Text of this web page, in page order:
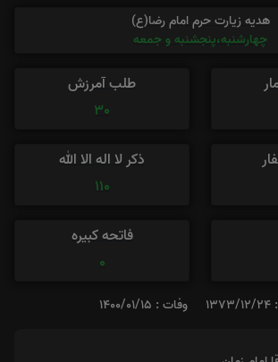
هدیه زیارت حرم امام رضا(ع)
چهارشنبه،پنجشنبه و جمعه
طلب آمرزش
30
ذکر لا اله الا الله
110
فاتحه کبیره
0
وفات : 1400/01/15